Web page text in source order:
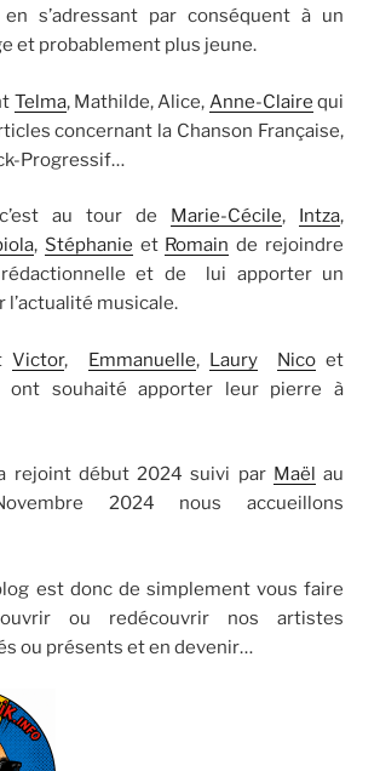
s’adressant par conséquent à un
et probablement plus jeune.
Telma, Mathilde, Alice, Anne-Claire qui
concernant la Chanson Française,
Progressif…
au tour de Marie-Cécile, Intza,
, Stéphanie et Romain de rejoindre
et de lui apporter un
l’actualité musicale.
Victor, Emmanuelle, Laury Nicoet
ont souhaité apporter leur pierre à
rejoint début 2024 suivi par Maël au
2024 nous accueillons
est donc de simplement vous faire
ou redécouvrir nos artistes
ou présents et en devenir…